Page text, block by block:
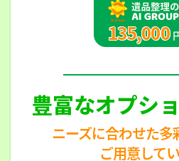
135,000
豊富なオプシ
ニーズに合わせた多
ご用意してい